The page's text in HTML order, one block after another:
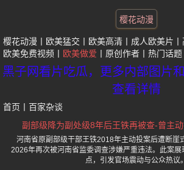
樱花动漫
樱花动漫 欧美猛交 欧美高清 成人欧美片
欧美免费视频
欧美做爱 原创作者 热门话题
黑子网看片吃瓜，更多内部图片
查看详情
首页 百家杂谈
副部级降为副处级8年后王铁再被查-曾主
河南省原副部级干部王铁2018年主动投案后遭断崖
2026年再次被河南省监委调查涉嫌严重违法。此案
点，引发官场震动与公众热议。